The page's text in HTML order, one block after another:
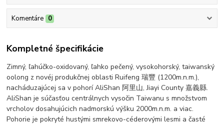
Komentáre 0
Kompletné špecifikácie
Zimný, ľahúčko-oxidovaný, ľahko pečený, vysokohorský, taiwanský
oolong z novéj produkčnej oblasti Ruifeng 瑞豐 (1200m.n.m.),
nacháduzajúcej sa v pohorí AliShan 阿里山, Jiayi County 嘉義縣.
AliShan je súčasťou centrálnych vysočin Taiwanu s množstvom
vrcholov dosahujúcich nadmorskú výšku 2000m.n.m. a viac.
Pohorie je pokryté hustými smrekovo-céderovými lesmi a časté